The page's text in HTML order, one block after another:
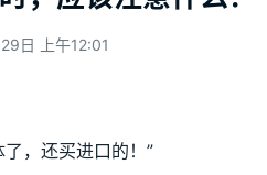
日 上午12:01
，还买进口的！”